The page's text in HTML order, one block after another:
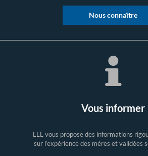
Nous connaître
Vous informer
LLL vous propose des informations
sur l’expérience des mères et validées